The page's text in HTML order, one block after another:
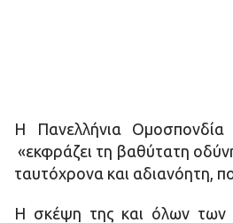
Η Πανελλήνια
«εκφράζει τη βαθύτατη
ταυτόχρονα και αδιανόητη,
Η σκέψη της και όλων των